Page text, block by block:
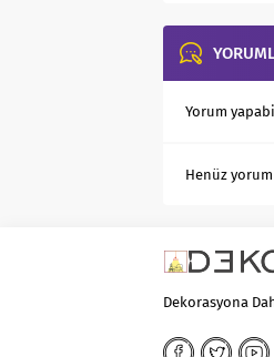
Yorum
Henüz
Dekorasyona